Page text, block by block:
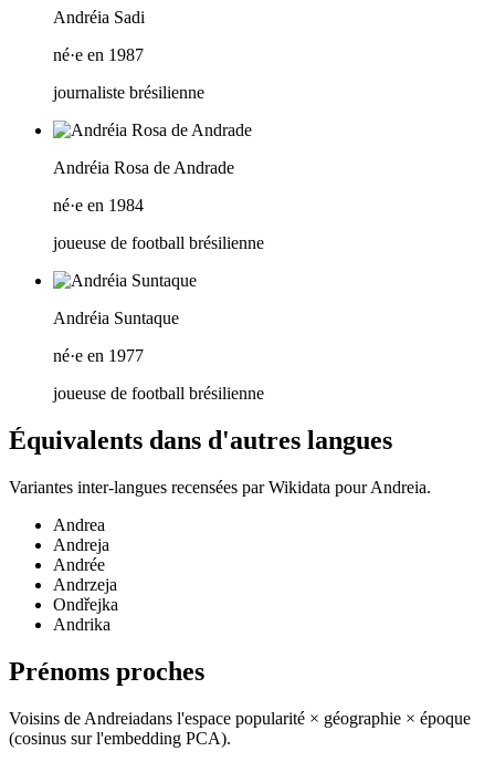
Andréia Sadi
né·e en 1987
journaliste brésilienne
Andréia Rosa de Andrade
né·e en 1984
joueuse de football brésilienne
Andréia Suntaque
né·e en 1977
joueuse de football brésilienne
Équivalents dans d'autres langues
Variantes inter-langues recensées par Wikidata pourAndreia.
Andrea
Andreja
Andrée
Andrzeja
Ondřejka
Andrika
Prénoms proches
Voisins de Andreiadans l'espace popularité × géographie × époque
(cosinus sur l'embedding PCA).